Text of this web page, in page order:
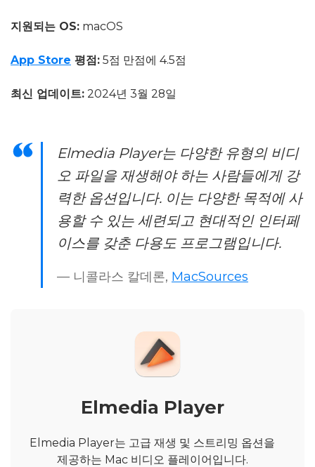
지원되는 OS: macOS
App Store 평점: 5점 만점에 4.5점
최신 업데이트: 2024년 3월 28일
Elmedia Player는 다양한 유형의 비디
오 파일을 재생해야 하는 사람들에게 강
력한 옵션입니다. 이는 다양한 목적에 사
용할 수 있는 세련되고 현대적인 인터페
이스를 갖춘 다용도 프로그램입니다.
— 니콜라스 칼데론, MacSources
Elmedia Player
Elmedia Player는 고급 재생 및 스트리밍 옵션을
제공하는 Mac 비디오 플레이어입니다.